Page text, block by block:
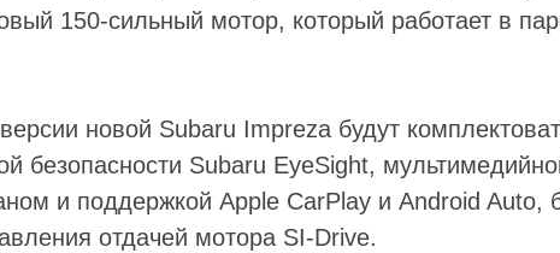
150-сильный мотор, который работает в
новой Subaru Impreza будут
безопасности Subaru EyeSight,
и поддержкой Apple CarPlay и Android Auto,
отдачей мотора SI-Drive.